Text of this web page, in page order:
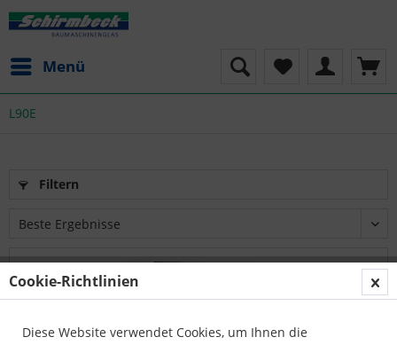
Menü
L90E
Filtern
Cookie-Richtlinien
Diese Website verwendet Cookies, um Ihnen die